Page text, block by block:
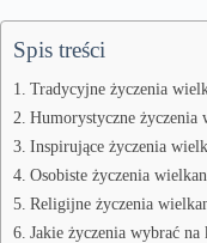
Spis treści
Tradycyjne życzenia
Humorystyczne życzenia
Inspirujące życzenia
Osobiste życzenia
Religijne życzenia
Jakie życzenia wybrać